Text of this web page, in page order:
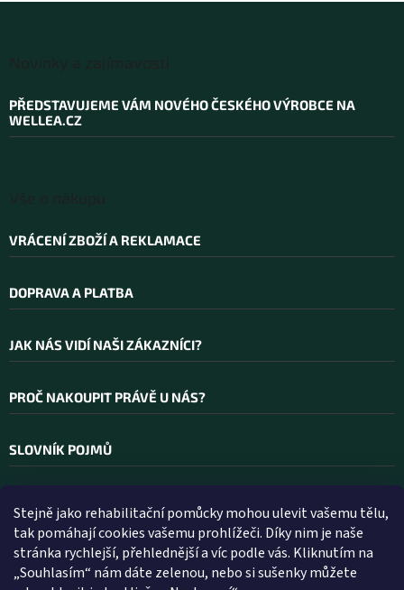
Stejně jako rehabilitační pomůcky mohou ulevit vašemu tělu,
tak pomáhají cookies vašemu prohlížeči. Díky nim je naše
stránka rychlejší, přehlednější a víc podle vás. Kliknutím na
„Souhlasím“ nám dáte zelenou, nebo si sušenky můžete
PŘEDSTAVUJEME VÁM NOVÉHO ČESKÉHO VÝROBCE NA
WELLEA.CZ
VRÁCENÍ ZBOŽÍ A REKLAMACE
DOPRAVA A PLATBA
JAK NÁS VIDÍ NAŠI ZÁKAZNÍCI?
PROČ NAKOUPIT PRÁVĚ U NÁS?
SLOVNÍK POJMŮ
Kontakt
INFO@WELLEA.CZ